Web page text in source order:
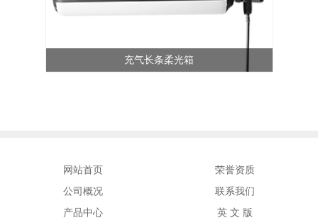
充气长条柔光箱
网站首页
公司概况
产品中心
荣誉资质
联系我们
英 文 版